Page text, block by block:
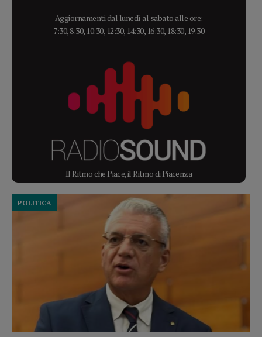
Aggiornamenti dal lunedì al sabato alle ore:
7:30, 8:30, 10:30, 12:30, 14:30, 16:30, 18:30, 19:30
Il Ritmo che Piace, il Ritmo di Piacenza
POLITICA